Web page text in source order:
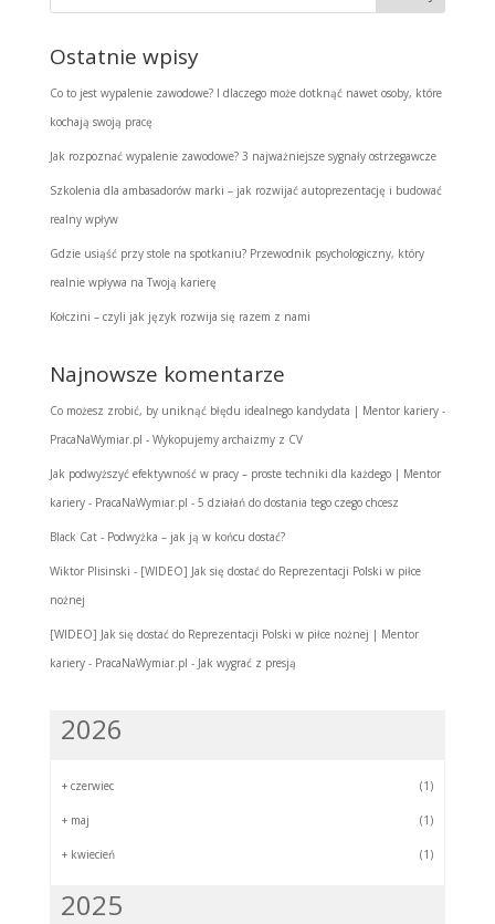
Ostatnie wpisy
Co to jest wypalenie zawodowe? I dlaczego może dotknąć nawet osoby, które
kochają swoją pracę
Jak rozpoznać wypalenie zawodowe? 3 najważniejsze sygnały ostrzegawcze
Szkolenia dla ambasadorów marki – jak rozwijać autoprezentację i budować
realny wpływ
Gdzie usiąść przy stole na spotkaniu? Przewodnik psychologiczny, który
realnie wpływa na Twoją karierę
Kołczini – czyli jak język rozwija się razem z nami
Najnowsze komentarze
Co możesz zrobić, by uniknąć błędu idealnego kandydata | Mentor kariery -
PracaNaWymiar.pl - Wykopujemy archaizmy z CV
Jak podwyższyć efektywność w pracy – proste techniki dla każdego | Mentor
kariery - PracaNaWymiar.pl - 5 działań do dostania tego czego chcesz
Black Cat- Podwyżka – jak ją w końcu dostać?
Wiktor Plisinski - [WIDEO] Jak się dostać do Reprezentacji Polski w piłce
nożnej
[WIDEO] Jak się dostać do Reprezentacji Polski w piłce nożnej | Mentor
kariery - PracaNaWymiar.pl - Jak wygrać z presją
2026
+ czerwiec (1)
+ maj (1)
+ kwiecień (1)
2025